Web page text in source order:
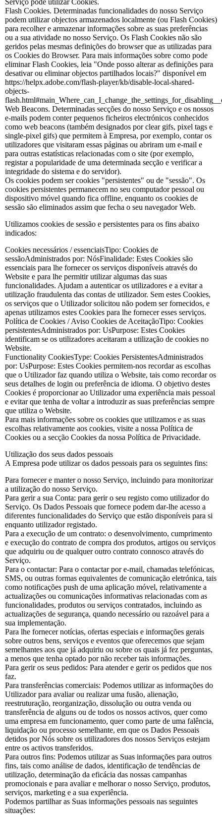
Flash Cookies. Determinadas funcionalidades do nosso Serviço
podem utilizar objectos armazenados localmente (ou Flash Cookies)
para recolher e armazenar informações sobre as suas preferências
ou a sua atividade no nosso Serviço. Os Flash Cookies não são
geridos pelas mesmas definições do browser que as utilizadas para
os Cookies do Browser. Para mais informações sobre como pode
eliminar Flash Cookies, leia "Onde posso alterar as definições para
desativar ou eliminar objectos partilhados locais?" disponível em
https://helpx.adobe.com/flash-player/kb/disable-local-shared-
objects-
Web Beacons. Determinadas secções do nosso Serviço e os nossos
e-mails podem conter pequenos ficheiros electrónicos conhecidos
como web beacons (também designados por clear gifs, pixel tags e
single-pixel gifs) que permitem à Empresa, por exemplo, contar os
utilizadores que visitaram essas páginas ou abriram um e-mail e
para outras estatísticas relacionadas com o site (por exemplo,
registar a popularidade de uma determinada secção e verificar a
integridade do sistema e do servidor).
Os cookies podem ser cookies "persistentes" ou de "sessão". Os
cookies persistentes permanecem no seu computador pessoal ou
dispositivo móvel quando fica offline, enquanto os cookies de
sessão são eliminados assim que fecha o seu navegador Web.
Utilizamos cookies de sessão e persistentes para os fins abaixo
indicados:
Cookies necessários / essenciaisTipo: Cookies de
sessãoAdministrados por: NósFinalidade: Estes Cookies são
essenciais para lhe fornecer os serviços disponíveis através do
Website e para lhe permitir utilizar algumas das suas
funcionalidades. Ajudam a autenticar os utilizadores e a evitar a
utilização fraudulenta das contas de utilizador. Sem estes Cookies,
os serviços que o Utilizador solicitou não podem ser fornecidos, e
apenas utilizamos estes Cookies para lhe fornecer esses serviços.
Política de Cookies / Aviso Cookies de AceitaçãoTipo: Cookies
persistentesAdministrados por: UsPurpose: Estes Cookies
identificam se os utilizadores aceitaram a utilização de cookies no
Website.
Functionality CookiesType: Cookies PersistentesAdministrados
por: UsPurpose: Estes Cookies permitem-nos recordar as escolhas
que o Utilizador faz quando utiliza o Website, tais como recordar os
seus detalhes de login ou preferência de idioma. O objetivo destes
Cookies é proporcionar ao Utilizador uma experiência mais pessoal
e evitar que tenha de voltar a introduzir as suas preferências sempre
que utiliza o Website.
Para mais informações sobre os cookies que utilizamos e as suas
escolhas relativamente aos cookies, visite a nossa Política de
Cookies ou a secção Cookies da nossa Política de Privacidade.
Utilização dos seus dados pessoais
A Empresa pode utilizar os dados pessoais para os seguintes fins:
Para fornecer e manter o nosso Serviço, incluindo para monitorizar
a utilização do nosso Serviço.
Para gerir a sua Conta: para gerir o seu registo como utilizador do
Serviço. Os Dados Pessoais que fornece podem dar-lhe acesso a
diferentes funcionalidades do Serviço que estão disponíveis para si
enquanto utilizador registado.
Para a execução de um contrato: o desenvolvimento, cumprimento
e execução do contrato de compra dos produtos, artigos ou serviços
que adquiriu ou de qualquer outro contrato connosco através do
Serviço.
Para o contactar: Para o contactar por e-mail, chamadas telefónicas,
SMS, ou outras formas equivalentes de comunicação eletrónica, tais
como notificações push de uma aplicação móvel, relativamente a
actualizações ou comunicações informativas relacionadas com as
funcionalidades, produtos ou serviços contratados, incluindo as
actualizações de segurança, quando necessário ou razoável para a
sua implementação.
Para lhe fornecer notícias, ofertas especiais e informações gerais
sobre outros bens, serviços e eventos que oferecemos que sejam
semelhantes aos que já adquiriu ou sobre os quais já fez perguntas,
a menos que tenha optado por não receber tais informações.
Para gerir os seus pedidos: Para atender e gerir os pedidos que nos
faz.
Para transferências comerciais: Podemos utilizar as informações do
Utilizador para avaliar ou realizar uma fusão, alienação,
reestruturação, reorganização, dissolução ou outra venda ou
transferência de alguns ou de todos os nossos activos, quer como
uma empresa em funcionamento, quer como parte de uma falência,
liquidação ou processo semelhante, em que os Dados Pessoais
detidos por Nós sobre os utilizadores dos nossos Serviços estejam
entre os activos transferidos.
Para outros fins: Podemos utilizar as Suas informações para outros
fins, tais como análise de dados, identificação de tendências de
utilização, determinação da eficácia das nossas campanhas
promocionais e para avaliar e melhorar o nosso Serviço, produtos,
serviços, marketing e a sua experiência.
Podemos partilhar as Suas informações pessoais nas seguintes
situações: